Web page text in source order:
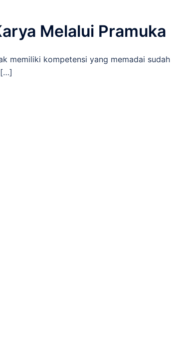
Melalui Pramuka
memiliki kompetensi yang memadai sudah
[…]